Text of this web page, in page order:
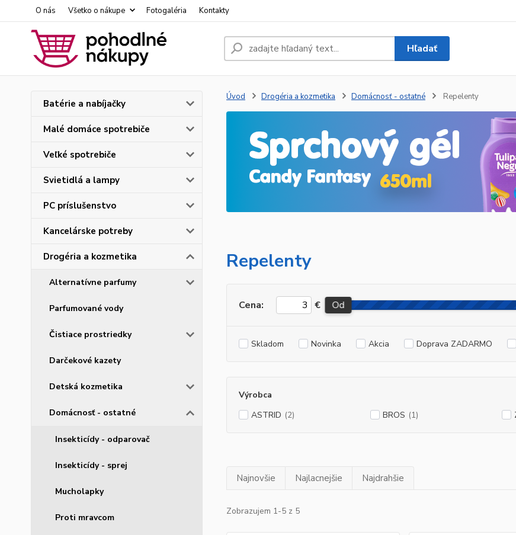
O nás Všetko o nákupe Fotogaléria Kontakty
Hľadať
Batérie a nabíjačky
Malé domáce spotrebiče
Veľké spotrebiče
Svietidlá a lampy
PC príslušenstvo
Kancelárske potreby
Drogéria a kozmetika
Alternatívne parfumy
Parfumované vody
Čistiace prostriedky
Darčekové kazety
Detská kozmetika
Domácnosť - ostatné
Insekticídy - odparovač
Insekticídy - sprej
Mucholapky
Proti mravcom
Úvod Drogéria a kozmetika Domácnosť - ostatné Repelenty
Repelenty
Cena: € Od
Skladom Novinka Akcia Doprava ZADARMO
Výrobca
ASTRID (2) BROS (1)
Najnovšie Najlacnejšie Najdrahšie
Zobrazujem 1-5 z 5